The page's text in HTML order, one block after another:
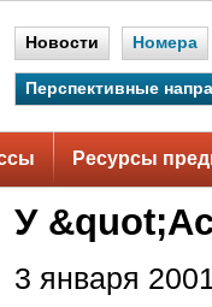
Новости Номера
Перспективные
Ресурсы
У
3 января